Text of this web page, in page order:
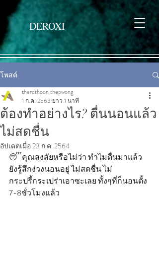
DEROXI
โพสต์
ต้องทำอย่างไร? ตื่นนอนแล้ว
ไม่สดชื่น
therdthoon thepwong
1 ก.ค. 2563 ยาว 1 นาที
อัปเดตเมื่อ 23 ก.ค. 2564
😴คุณสงสัยหรือไม่ว่า ทำไมตื่นมาแล้ว
ยังรู้สึกง่วงนอนอยู่ ไม่สดชื่น ไม่
กระปรี้กระเปร่าเอาซะเลย ทั้งๆที่ก็นอนตั้ง
7-8ชั่วโมงแล้ว